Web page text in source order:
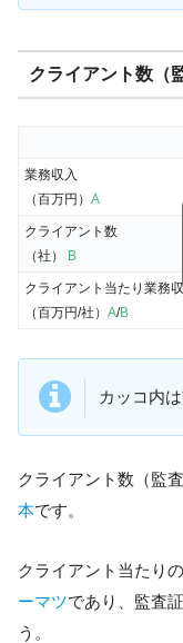
クライアント数（
業務収入
（百万円） A
クライアント数
（社）
B
クライアント当たり業務
（百万円/社） A/B
カッコ内
クライアント数（監
本です。
クライアント当たり
ーマツであり、監査
う。